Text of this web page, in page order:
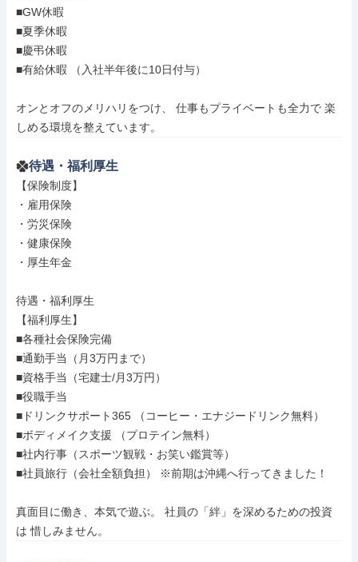
■GW休暇
■夏季休暇
■慶弔休暇
■有給休暇 （入社半年後に10日付与）
オンとオフのメリハリをつけ、 仕事もプライベートも全力で 楽
しめる環境を整えています。
待遇・福利厚生
【保険制度】
・雇用保険
・労災保険
・健康保険
・厚生年金
待遇・福利厚生
【福利厚生】
■各種社会保険完備
■通勤手当（月3万円まで）
■資格手当（宅建士/月3万円）
■役職手当
■ドリンクサポート365 （コーヒー・エナジードリンク無料）
■ボディメイク支援 （プロテイン無料）
■社内行事（スポーツ観戦・お笑い鑑賞等）
■社員旅行（会社全額負担） ※前期は沖縄へ行ってきました！
真面目に働き、本気で遊ぶ。 社員の「絆」を深めるための投資
は 惜しみません。